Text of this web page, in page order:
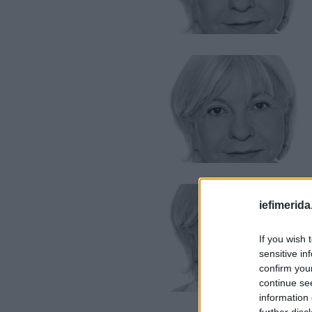
If you wish
sensitive
confirm
continue
information